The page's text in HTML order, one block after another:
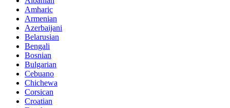
Amharic
Armenian
Azerbaijani
Belarusian
Bengali
Bosnian
Bulgarian
Cebuano
Chichewa
Corsican
Croatian